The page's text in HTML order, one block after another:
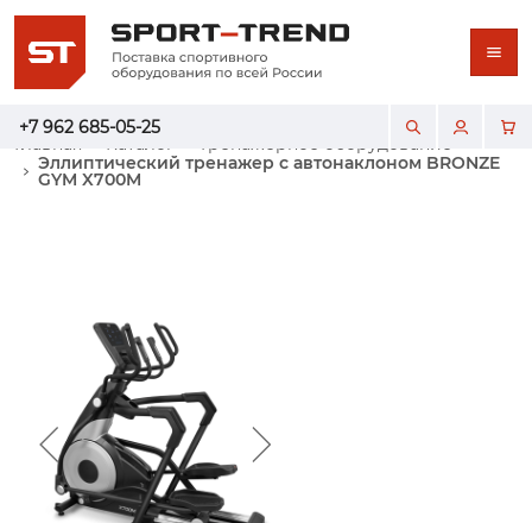
+7 962 685-05-25
Главная Каталог
Тренажерное оборудование
Эллиптический тренажер с автонаклоном BRONZE
GYM X700M